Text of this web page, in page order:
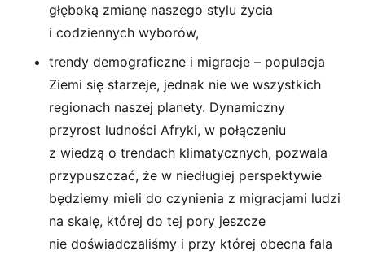
głęboką zmianę naszego stylu życia
i codziennych wyborów,
trendy demograficzne i migracje – populacja
Ziemi się starzeje, jednak nie we wszystkich
regionach naszej planety. Dynamiczny
przyrost ludności Afryki, w połączeniu
z wiedzą o trendach klimatycznych, pozwala
przypuszczać, że w niedługiej perspektywie
będziemy mieli do czynienia z migracjami ludzi
na skalę, której do tej pory jeszcze
nie doświadczaliśmy i przy której obecna fala